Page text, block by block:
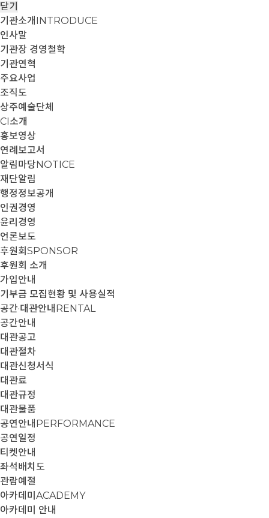
닫기
기관소개 INTRODUCE
인사말
기관장 경영철학
기관연혁
주요사업
조직도
상주예술단체
CI소개
홍보영상
연례보고서
알림마당NOTICE
재단알림
행정정보공개
인권경영
윤리경영
언론보도
후원회 SPONSOR
후원회 소개
가입안내
기부금 모집현황 및 사용실적
공간·대관안내 RENTAL
공간안내
대관공고
대관절차
대관신청서식
대관료
대관규정
대관물품
공연안내 PERFORMANCE
공연일정
티켓안내
좌석배치도
관람예절
아카데미 ACADEMY
아카데미 안내